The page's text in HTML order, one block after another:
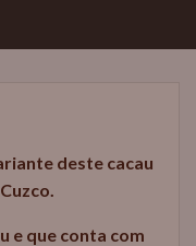
deste cacau
e que conta com